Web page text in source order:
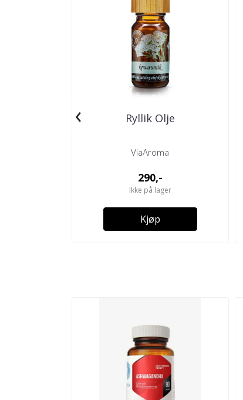
Ryllik Olje
ViaAroma
290,-
Ikke på lager
Kjøp
‹